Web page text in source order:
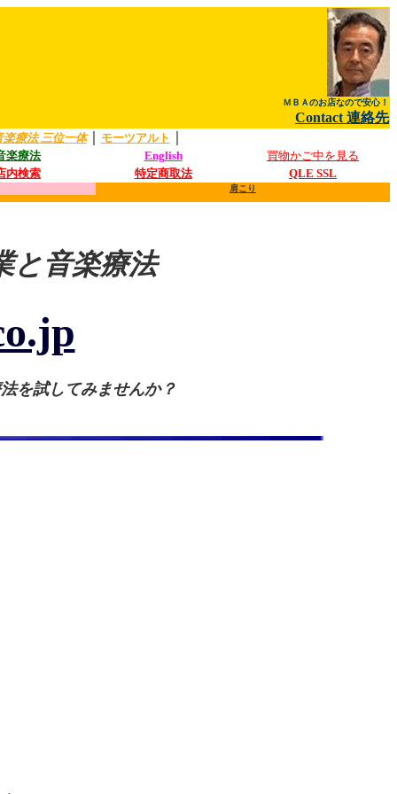
ＭＢＡのお店なので安心！
Contact 連絡先
楽療法 三位一体｜ モーツアルト
楽療法 English
買物かご中を見る
内検索
特定商取法 QLE SSL
肩こり
と音楽療法
を試してみませんか？